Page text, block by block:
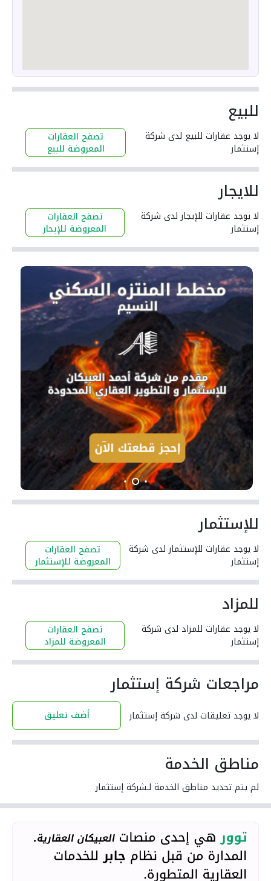
للبيع
لا يوجد عقارات للبيع لدى شركة
إستثمار
تصفح العقارات
المعروضة للبيع
للايجار
لا يوجد عقارات للإيجار لدى شركة
إستثمار
تصفح العقارات
المعروضة للإيجار
للإستثمار
لا يوجد عقارات للإستثمار لدى شركة
إستثمار
تصفح العقارات
المعروضة للإستثمار
للمزاد
لا يوجد عقارات للمزاد لدى شركة
إستثمار
تصفح العقارات
المعروضة للمزاد
مراجعات شركة إستثمار
لا يوجد تعليقات لدى شركة إستثمار أضف تعليق
مناطق الخدمة
لم يتم تحديد مناطق الخدمة لـشركة إستثمار